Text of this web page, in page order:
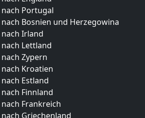
Portugal
Bosnien und Herzegowina
Irland
Lettland
Zypern
Kroatien
Estland
Finnland
Frankreich
Griechenland